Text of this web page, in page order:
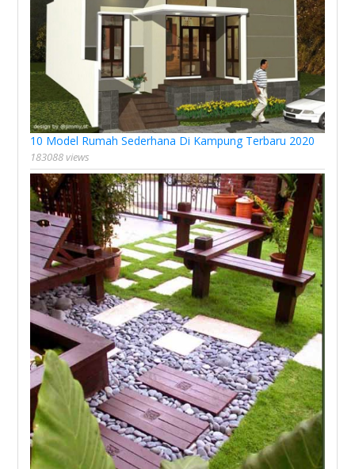
10 Model Rumah Sederhana Di Kampung Terbaru 2020
183088 views